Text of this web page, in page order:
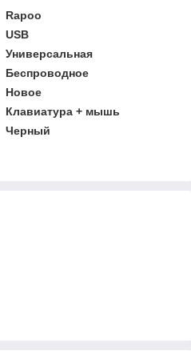
Rapoo
USB
Универсальная
Беспроводное
Новое
Клавиатура + мышь
Черный